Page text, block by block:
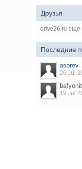
Друзья
drive26.ru еще
Последние
asorev
26 Jul
19 Jul